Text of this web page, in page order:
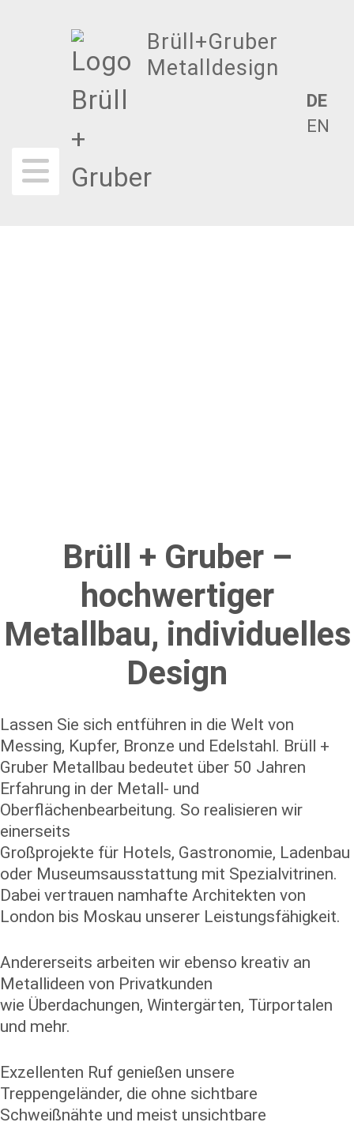
Brüll+Gruber
Metalldesign
DE
EN
Brüll + Gruber –
hochwertiger
Metallbau, individuelles
Design
Lassen Sie sich entführen in die Welt von
Messing, Kupfer, Bronze und Edelstahl. Brüll +
Gruber Metallbau bedeutet über 50 Jahren
Erfahrung in der Metall- und
Oberflächenbearbeitung. So realisieren wir
einerseits
Großprojekte für Hotels, Gastronomie, Ladenbau
oder Museumsausstattung mit Spezialvitrinen.
Dabei vertrauen namhafte Architekten von
London bis Moskau unserer Leistungsfähigkeit.
Andererseits arbeiten wir ebenso kreativ an
Metallideen von Privatkunden
wie Überdachungen, Wintergärten, Türportalen
und mehr.
Exzellenten Ruf genießen unsere
Treppengeländer, die ohne sichtbare
Schweißnähte und meist unsichtbare